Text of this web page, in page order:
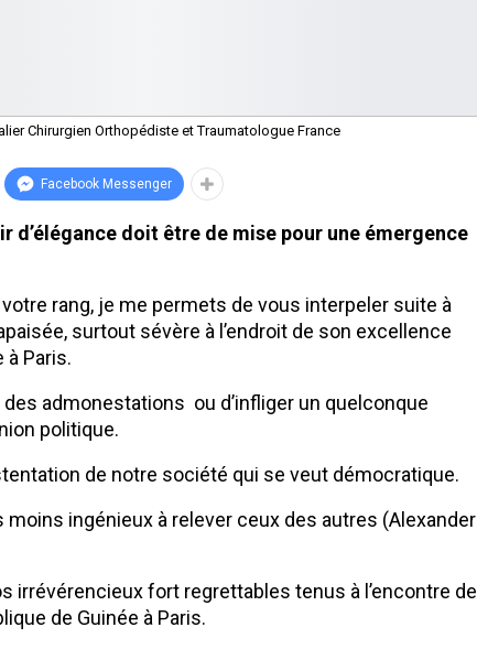
Chirurgien Orthopédiste et Traumatologue France
Facebook Messenger
doit être de mise pour une émergence
rang, je me permets de vous interpeler suite à
surtout sévère à l’endroit de son excellence
à Paris.
admonestations ou d’infliger un quelconque
politique.
de notre société qui se veut démocratique.
moins ingénieux à relever ceux des autres (Alexander
fort regrettables tenus à l’encontre de
de Guinée à Paris.